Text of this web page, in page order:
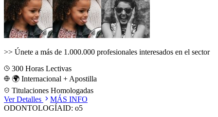
>> Únete a más de 1.000.000 profesionales interesados en el sector
300 Horas Lectivas
🌍 Internacional + Apostilla
Titulaciones Homologadas
Ver Detalles
MÁS INFO
ODONTOLOGÍAID: o5